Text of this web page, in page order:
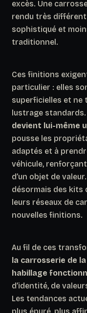
excès. Une
rendu très différent
sophistiqué et
traditionnel.
Ces finitions
particulier : elles
superficielles et ne
lustrage standards.
devient lui-même
pousse les
adaptés et à
véhicule,
d’un objet de
désormais des kits
leurs réseaux de
nouvelles finitions.
Au fil de ces
la carrosserie de
habillage
d’identité, de
Les tendances
plus épuré, plus